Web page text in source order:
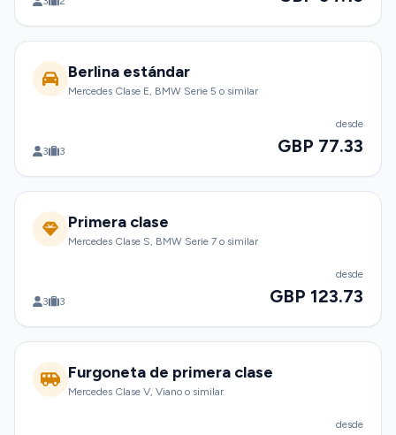
Berlina estándar
Mercedes Clase E, BMW Serie 5 o similar
3 3
desde
GBP 77.33
Primera clase
Mercedes Clase S, BMW Serie 7 o similar
3 3
desde
GBP 123.73
Furgoneta de primera clase
Mercedes Clase V, Viano o similar
desde